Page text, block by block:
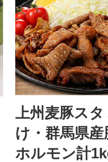
上州麦豚ス
け・群馬県
ホルモン計